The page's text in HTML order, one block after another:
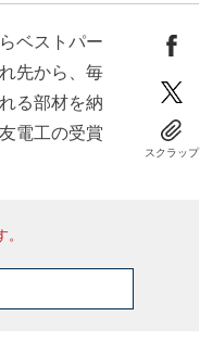
ベストパー
先から、毎
る部材を納
電工の受賞
スクラップ